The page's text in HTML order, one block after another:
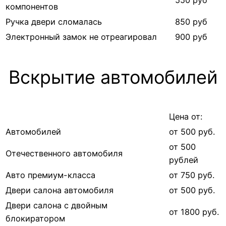
компонентов
Ручка двери сломалась
850 руб
Электронный замок не отреагировал
900 руб
Вскрытие автомобилей
Цена от:
Автомобилей
от 500 руб.
Отечественного автомобиля
от 500
рублей
Авто премиум-класса
от 750 руб.
Двери салона автомобиля
от 500 руб.
Двери салона с двойным
блокиратором
от 1800 руб.